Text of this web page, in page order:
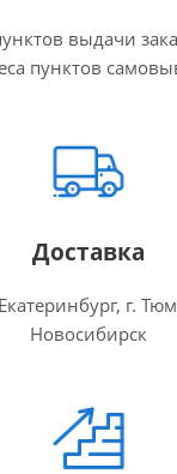
выдачи
пунктов
Доставка
г.
Новосибирск